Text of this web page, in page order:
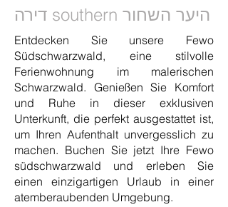
דירה southern היער השחור
Entdecken Sie unsere Fewo
Südschwarzwald, eine stilvolle
Ferienwohnung im malerischen
Schwarzwald. Genießen Sie Komfort
und Ruhe in dieser exklusiven
Unterkunft, die perfekt ausgestattet ist,
um Ihren Aufenthalt unvergesslich zu
machen. Buchen Sie jetzt Ihre Fewo
südschwarzwald und erleben Sie
einen einzigartigen Urlaub in einer
atemberaubenden Umgebung.